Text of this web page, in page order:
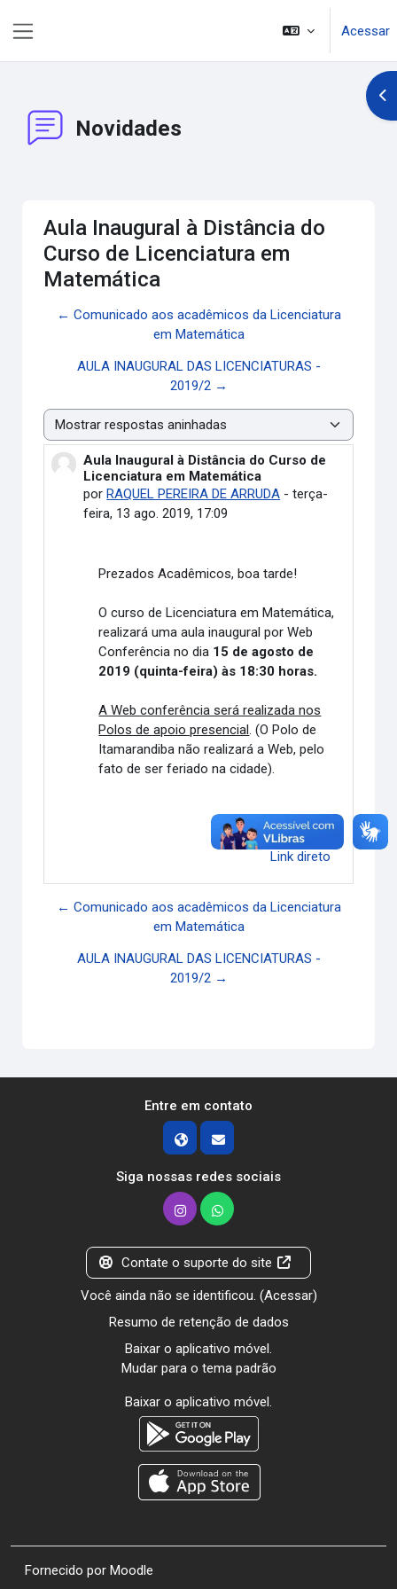
Acessar
Novidades
Aula Inaugural à Distância do
Curso de Licenciatura em
Matemática
← Comunicado aos acadêmicos da Licenciatura
em Matemática
AULA INAUGURAL DAS LICENCIATURAS -
2019/2 →
Modo de visualização
Aula Inaugural à Distância do Curso de
Licenciatura em Matemática
porRAQUEL PEREIRA DE ARRUDA -terça-
feira, 13 ago. 2019, 17:09
Número de respostas: 0
Prezados Acadêmicos, boa tarde!
O curso de Licenciatura em Matemática,
realizará uma aula inaugural por Web
Conferência no dia 15 de agosto de
2019 (quinta-feira) às 18:30 horas.
A Web conferência será realizada nos
Polos de apoio presencial . (O Polo de
Itamarandiba não realizará a Web, pelo
fato de ser feriado na cidade).
Link direto
← Comunicado aos acadêmicos da Licenciatura
em Matemática
AULA INAUGURAL DAS LICENCIATURAS -
2019/2 →
Entre em contato
Siga nossas redes sociais
Contate o suporte do site
Você ainda não se identificou. (Acessar)
Resumo de retenção de dados
Baixar o aplicativo móvel.
Mudar para o tema padrão
Baixar o aplicativo móvel.
Fornecido por Moodle